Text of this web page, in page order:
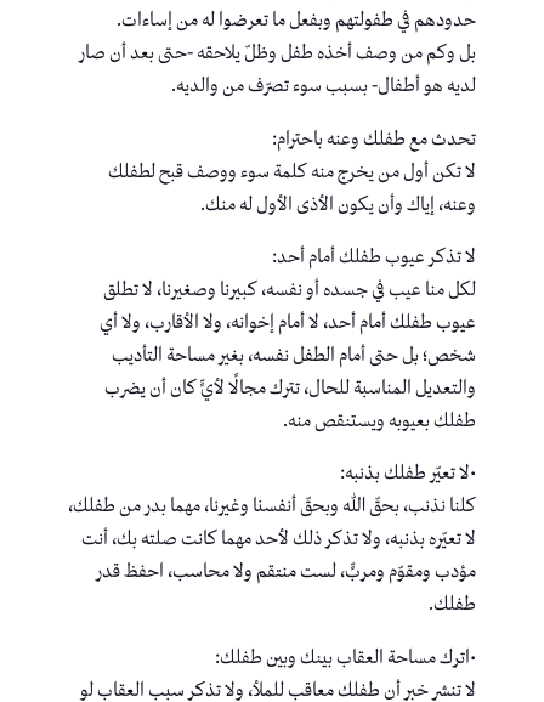
حدودهم في طفولتهم وبفعل ما تعرضوا له من إساءات.
بل وكم من وصف أخذه طفل وظلّ يلاحقه -حتى بعد أن صار
لديه هو أطفال- بسبب سوء تصرّف من والديه.
تحدث مع طفلك وعنه باحترام:
لا تكن أول من يخرج منه كلمة سوء ووصف قبح لطفلك
وعنه، إياك وأن يكون الأذى الأول له منك.
لا تذكر عيوب طفلك أمام أحد:
لكل منا عيب في جسده أو نفسه، كبيرنا وصغيرنا، لا تطلق
عيوب طفلك أمام أحد، لا أمام إخوانه، ولا الأقارب، ولا أي
شخص؛ بل حتى أمام الطفل نفسه، بغير مساحة التأديب
والتعديل المناسبة للحال، تترك مجالًا لأيٍّ كان أن يضرب
طفلك بعيوبه ويستنقص منه.
•لا تعيّر طفلك بذنبه:
كلنا نذنب، بحقّ الله وبحقّ أنفسنا وغيرنا، مهما بدر من طفلك،
لا تعيّره بذنبه، ولا تذكر ذلك لأحد مهما كانت صلته بك، أنت
مؤدب ومقوّم ومربٍّ، لست منتقم ولا محاسب، احفظ قدر
طفلك.
•اترك مساحة العقاب بينك وبين طفلك:
لا تنشر خبر أن طفلك معاقب للملأ، ولا تذكر سبب العقاب لو